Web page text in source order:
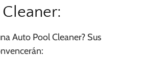
Cleaner:
Auto Pool Cleaner? Sus